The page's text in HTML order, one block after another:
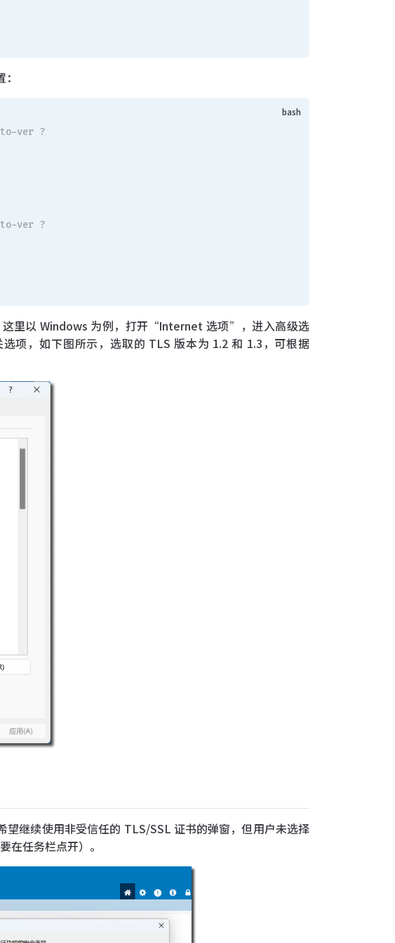
ver ?
ver ?
里以 Windows 为例，打开“Internet 选项”，进入高级选
项，如下图所示，选取的 TLS 版本为 1.2 和 1.3，可根据
继续使用非受信任的 TLS/SSL 证书的弹窗，但用户未选择
在任务栏点开）。